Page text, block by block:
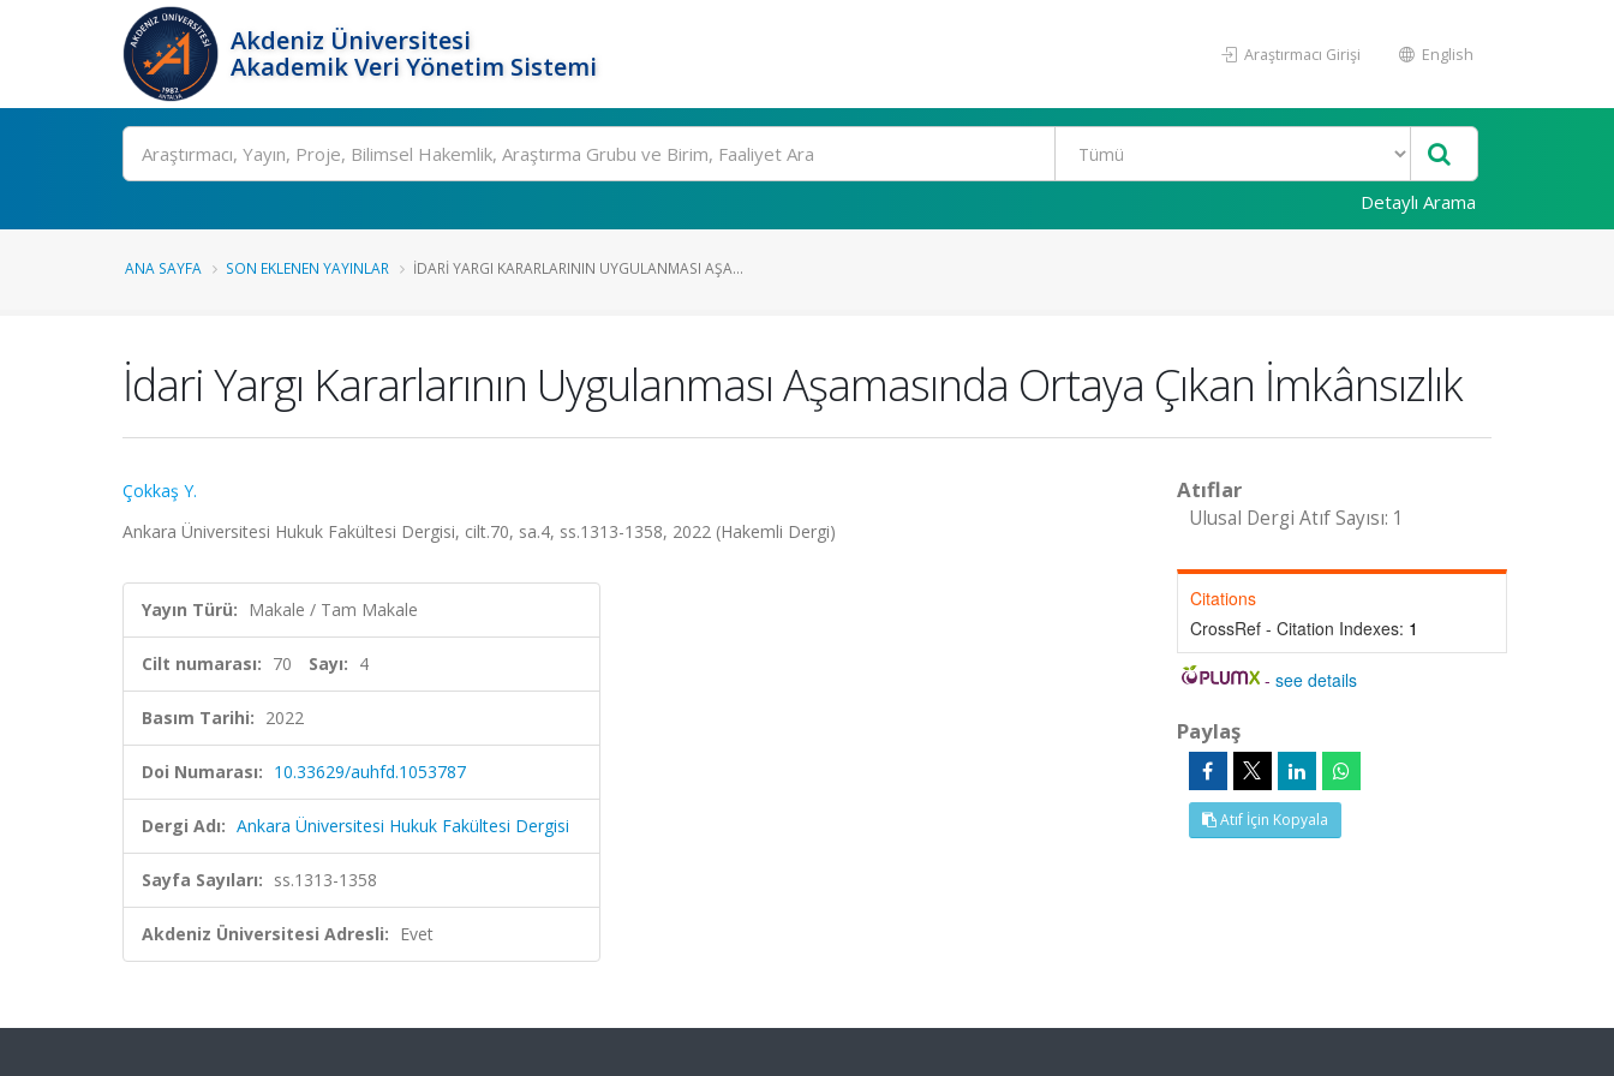
Akdeniz Üniversitesi
Akademik Veri Yönetim Sistemi
Araştırmacı Girişi English
Ara
Detaylı Arama
ANA SAYFA SON EKLENEN YAYINLAR İDARI YARGI KARARLARININ UYGULANMASI AŞA...
İdari Yargı Kararlarının Uygulanması Aşamasında Ortaya Çıkan İmkânsızlık
Çokkaş Y.
Ankara Üniversitesi Hukuk Fakültesi Dergisi, cilt.70, sa.4, ss.1313-1358, 2022 (Hakemli Dergi)
Yayın Türü: Makale / Tam Makale
Cilt numarası: 70 Sayı: 4
Basım Tarihi: 2022
Doi Numarası: 10.33629/auhfd.1053787
Dergi Adı: Ankara Üniversitesi Hukuk Fakültesi Dergisi
Sayfa Sayıları: ss.1313-1358
Akdeniz Üniversitesi Adresli: Evet
Atıflar
Ulusal Dergi Atıf Sayısı: 1
Citations
CrossRef - Citation Indexes: 1
-see details
Paylaş
Atıf İçin Kopyala